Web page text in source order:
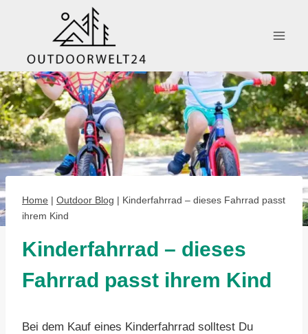
Home | Outdoor Blog | Kinderfahrrad – dieses Fahrrad passt
ihrem Kind
Kinderfahrrad – dieses
Fahrrad passt ihrem Kind
Bei dem Kauf eines Kinderfahrrad solltest Du